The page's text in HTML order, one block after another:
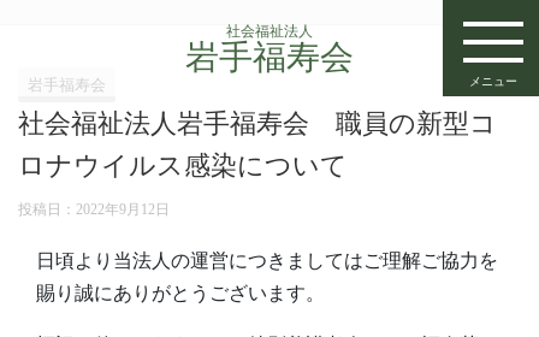
社会福祉法人
岩手福寿会
メニュー
岩手福寿会
社会福祉法人岩手福寿会 職員の新型コ
ロナウイルス感染について
投稿日： 2022年9月12日
日頃より当法人の運営につきましてはご理解ご協力を
賜り誠にありがとうございます。